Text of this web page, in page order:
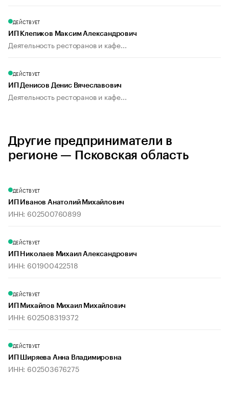
ДЕЙСТВУЕТ
ИП Клепиков Максим Александрович
Деятельность ресторанов и кафе...
ДЕЙСТВУЕТ
ИП Денисов Денис Вячеславович
Деятельность ресторанов и кафе...
Другие предприниматели в
регионе — Псковская область
ДЕЙСТВУЕТ
ИП Иванов Анатолий Михайлович
ИНН: 602500760899
ДЕЙСТВУЕТ
ИП Николаев Михаил Александрович
ИНН: 601900422518
ДЕЙСТВУЕТ
ИП Михайлов Михаил Михайлович
ИНН: 602508319372
ДЕЙСТВУЕТ
ИП Ширяева Анна Владимировна
ИНН: 602503676275